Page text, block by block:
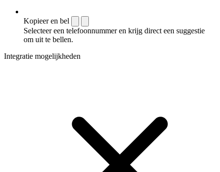
Kopieer en bel
Selecteer een telefoonnummer en krijg direct een suggestie
om uit te bellen.
Integratie mogelijkheden